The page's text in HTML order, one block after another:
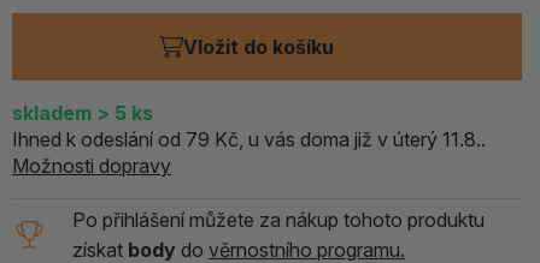
Vložit do košíku
skladem > 5 ks
Ihned k odeslání od 79 Kč, u vás doma již v úterý 11.8..
Možnosti dopravy
Po přihlášení můžete za nákup tohoto produktu
získat body do věrnostního programu.